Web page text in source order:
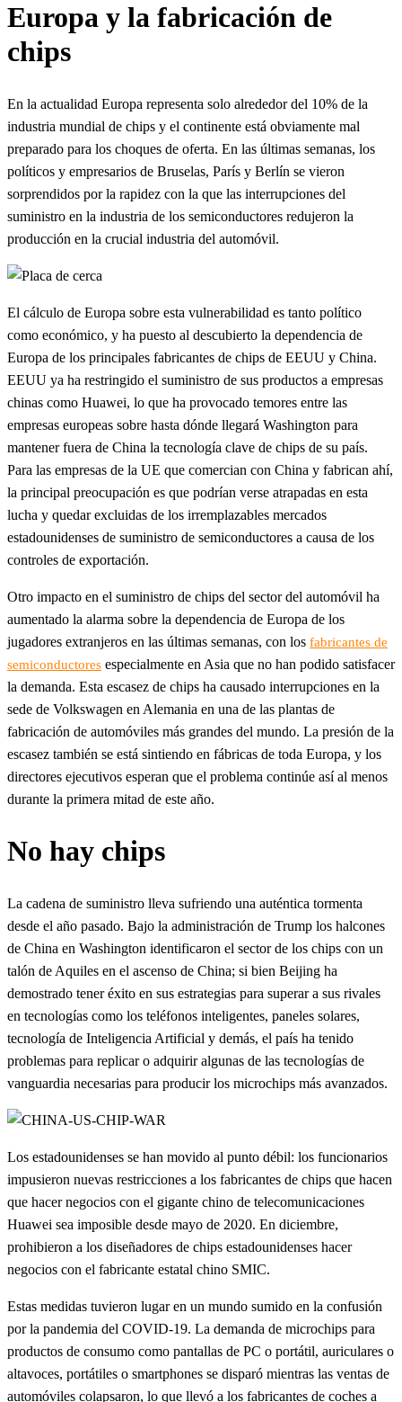
Europa y la fabricación de
chips
En la actualidad Europa representa solo alrededor del 10% de la
industria mundial de chips y el continente está obviamente mal
preparado para los choques de oferta. En las últimas semanas, los
políticos y empresarios de Bruselas, París y Berlín se vieron
sorprendidos por la rapidez con la que las interrupciones del
suministro en la industria de los semiconductores redujeron la
producción en la crucial industria del automóvil.
El cálculo de Europa sobre esta vulnerabilidad es tanto político
como económico, y ha puesto al descubierto la dependencia de
Europa de los principales fabricantes de chips de EEUU y China.
EEUU ya ha restringido el suministro de sus productos a empresas
chinas como Huawei, lo que ha provocado temores entre las
empresas europeas sobre hasta dónde llegará Washington para
mantener fuera de China la tecnología clave de chips de su país.
Para las empresas de la UE que comercian con China y fabrican ahí,
la principal preocupación es que podrían verse atrapadas en esta
lucha y quedar excluidas de los irremplazables mercados
estadounidenses de suministro de semiconductores a causa de los
controles de exportación.
Otro impacto en el suministro de chips del sector del automóvil ha
aumentado la alarma sobre la dependencia de Europa de los
jugadores extranjeros en las últimas semanas, con los fabricantes de
semiconductores especialmente en Asia que no han podido satisfacer
la demanda. Esta escasez de chips ha causado interrupciones en la
sede de Volkswagen en Alemania en una de las plantas de
fabricación de automóviles más grandes del mundo. La presión de la
escasez también se está sintiendo en fábricas de toda Europa, y los
directores ejecutivos esperan que el problema continúe así al menos
durante la primera mitad de este año.
No hay chips
La cadena de suministro lleva sufriendo una auténtica tormenta
desde el año pasado. Bajo la administración de Trump los halcones
de China en Washington identificaron el sector de los chips con un
talón de Aquiles en el ascenso de China; si bien Beijing ha
demostrado tener éxito en sus estrategias para superar a sus rivales
en tecnologías como los teléfonos inteligentes, paneles solares,
tecnología de Inteligencia Artificial y demás, el país ha tenido
problemas para replicar o adquirir algunas de las tecnologías de
vanguardia necesarias para producir los microchips más avanzados.
Los estadounidenses se han movido al punto débil: los funcionarios
impusieron nuevas restricciones a los fabricantes de chips que hacen
que hacer negocios con el gigante chino de telecomunicaciones
Huawei sea imposible desde mayo de 2020. En diciembre,
prohibieron a los diseñadores de chips estadounidenses hacer
negocios con el fabricante estatal chino SMIC.
Estas medidas tuvieron lugar en un mundo sumido en la confusión
por la pandemia del COVID-19. La demanda de microchips para
productos de consumo como pantallas de PC o portátil, auriculares o
altavoces, portátiles o smartphones se disparó mientras las ventas de
automóviles colapsaron, lo que llevó a los fabricantes de coches a